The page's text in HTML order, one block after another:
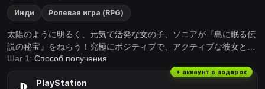
Инди Ролевая игра (RPG)
太陽のように明るく、元気で活発な女の子、ソニアが『島に眠る伝
説の秘宝』をねらう！究極にポジティブで、アクティブな彼女と仲
間たちの冒険譚。
Шаг 1: Способ получения
PlayStation
+ аккаунт в подарок